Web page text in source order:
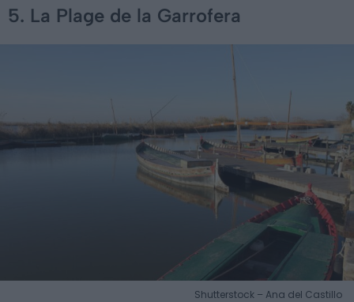
5. La Plage de la Garrofera
Shutterstock – Ana del Castillo